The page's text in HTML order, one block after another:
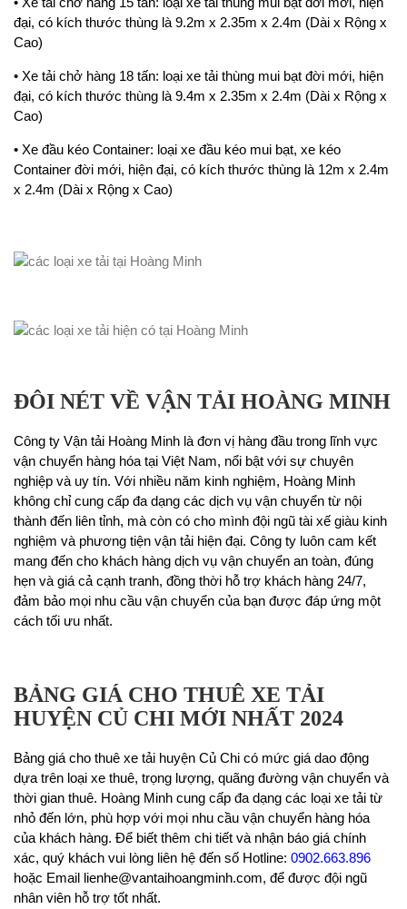
đại, có kích thước thùng là 9.2m x 2.35m x 2.4m (Dài x Rộng x
Cao)
• Xe tải chở hàng 18 tấn: loại xe tải thùng mui bạt đời mới, hiện
đại, có kích thước thùng là 9.4m x 2.35m x 2.4m (Dài x Rộng x
Cao)
• Xe đầu kéo Container: loại xe đầu kéo mui bạt, xe kéo
Container đời mới, hiện đại, có kích thước thùng là 12m x 2.4m
x 2.4m (Dài x Rộng x Cao)
ĐÔI NÉT VỀ VẬN TẢI HOÀNG MINH
Công ty Vận tải Hoàng Minh là đơn vị hàng đầu trong lĩnh vực
vận chuyển hàng hóa tại Việt Nam, nổi bật với sự chuyên
nghiệp và uy tín. Với nhiều năm kinh nghiệm, Hoàng Minh
không chỉ cung cấp đa dạng các dịch vụ vận chuyển từ nội
thành đến liên tỉnh, mà còn có cho mình đội ngũ tài xế giàu kinh
nghiệm và phương tiện vận tải hiện đại. Công ty luôn cam kết
mang đến cho khách hàng dịch vụ vận chuyển an toàn, đúng
hẹn và giá cả cạnh tranh, đồng thời hỗ trợ khách hàng 24/7,
đảm bảo mọi nhu cầu vận chuyển của bạn được đáp ứng một
cách tối ưu nhất.
BẢNG GIÁ CHO THUÊ XE TẢI
HUYỆN CỦ CHI MỚI NHẤT 2024
Bảng giá cho thuê xe tải huyện Củ Chi có mức giá dao động
dựa trên loại xe thuê, trọng lượng, quãng đường vận chuyển và
thời gian thuê. Hoàng Minh cung cấp đa dạng các loại xe tải từ
nhỏ đến lớn, phù hợp với mọi nhu cầu vận chuyển hàng hóa
của khách hàng. Để biết thêm chi tiết và nhận báo giá chính
xác, quý khách vui lòng liên hệ đến số Hotline: 0902.663.896
hoặc Email lienhe@vantaihoangminh.com, để được đội ngũ
nhân viên hỗ trợ tốt nhất.